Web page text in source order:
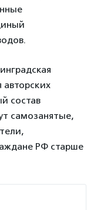
состав
самозанятые,
РФ старше